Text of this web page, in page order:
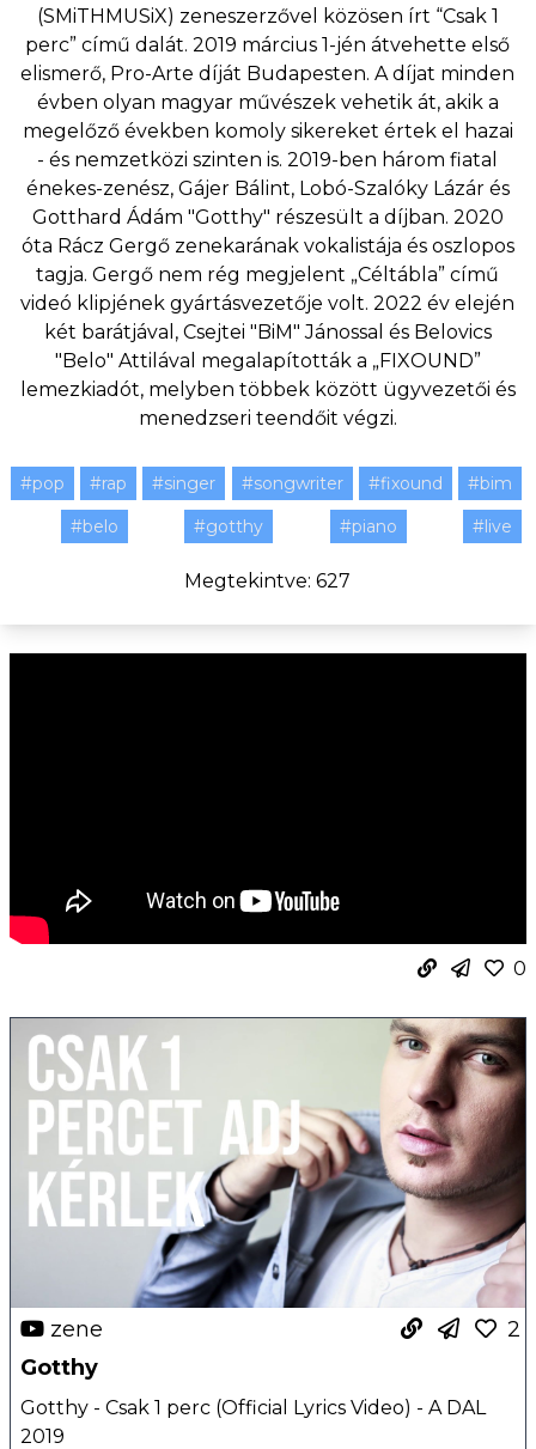
(SMiTHMUSiX) zeneszerzővel közösen írt “Csak 1
perc” című dalát. 2019 március 1-jén átvehette első
elismerő, Pro-Arte díját Budapesten. A díjat minden
évben olyan magyar művészek vehetik át, akik a
megelőző években komoly sikereket értek el hazai
- és nemzetközi szinten is. 2019-ben három fiatal
énekes-zenész, Gájer Bálint, Lobó-Szalóky Lázár és
Gotthard Ádám "Gotthy" részesült a díjban. 2020
óta Rácz Gergő zenekarának vokalistája és oszlopos
tagja. Gergő nem rég megjelent „Céltábla” című
videó klipjének gyártásvezetője volt. 2022 év elején
két barátjával, Csejtei "BiM" Jánossal és Belovics
"Belo" Attilával megalapították a „FIXOUND”
lemezkiadót, melyben többek között ügyvezetői és
menedzseri teendőit végzi.
#pop #rap #singer #songwriter #fixound
#bim
#belo
#gotthy #piano #live
Megtekintve: 627
0
zene
2
Gotthy
Gotthy - Csak 1 perc (Official Lyrics Video) - A DAL
2019